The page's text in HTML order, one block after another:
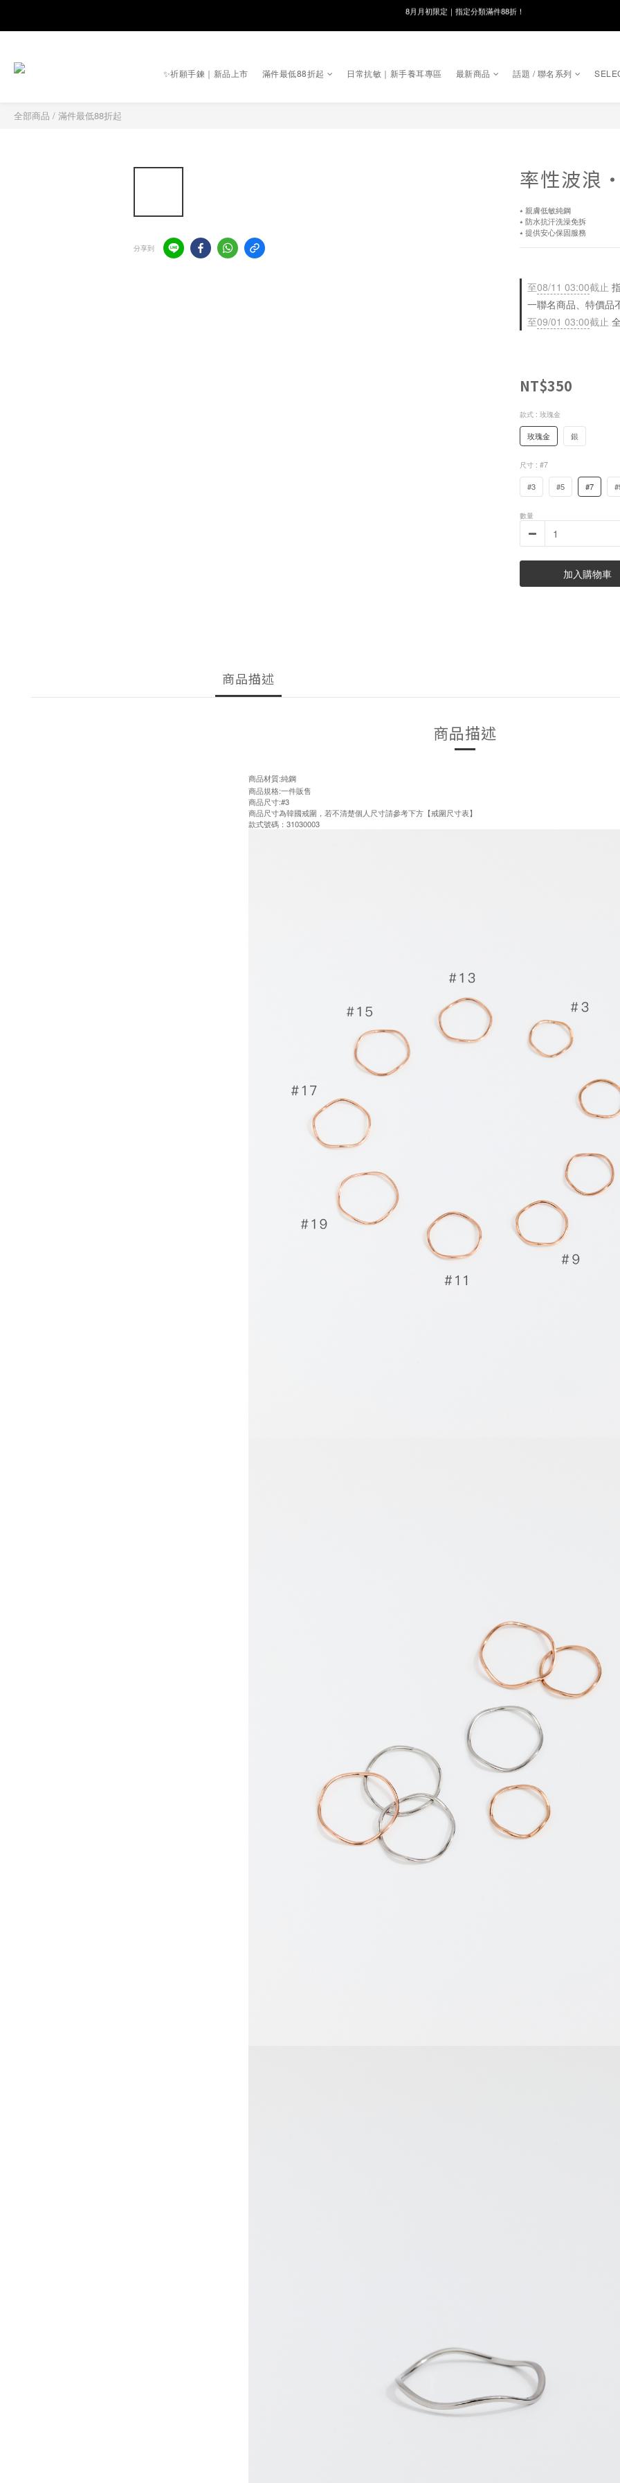
8月月初限定｜指定分類滿件88折！
線在，好事發生｜祈願新品 第2件享9折
8月月初限定｜指定分類滿件88折！
✨祈願手鍊｜新品上市 滿件最低88折起 日常抗敏｜新手養耳專區 最新商品 話題 / 聯名系列
全部商品 / 滿件最低88折起
分享到
率性波浪
⭑ 親膚低敏純鋼
⭑ 防水抗汗洗澡免拆
⭑ 提供安心保固服務
至08/11 03:00截止
一聯名商品、特價品
至09/01 03:00截止
NT$350
款式 : 玫瑰金
玫瑰金 銀
尺寸 : #7
#3 #5 #7
數量
加入購物車
商品描述
商品描述
商品材質:純鋼
商品規格:一件販售
商品尺寸:#3
商品尺寸為韓國戒圍，若不清楚個人尺寸請參考下方【戒圍尺寸表】
款式號碼：31030003